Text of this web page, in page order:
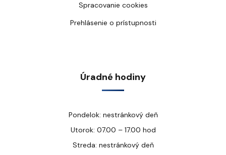
Spracovanie cookies
Prehlásenie o prístupnosti
Úradné hodiny
Pondelok: nestránkový deň
Utorok: 07.00 – 17.00 hod
Streda: nestránkový deň